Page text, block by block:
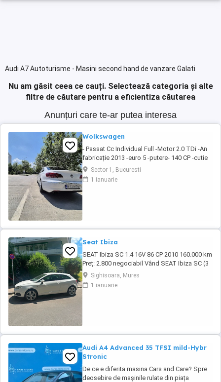
Audi A7 Autoturisme - Masini second hand de vanzare Galati
Nu am găsit ceea ce cauți. Selectează categoria și alte
filtre de căutare pentru a eficientiza căutarea
Anunțuri care te-ar putea interesa
Wolkswagen
- Passat Cc Individual Full -Motor 2.0 TDi -An
fabricație 2013 -euro 5 -putere- 140 CP -cutie
manuală -DPF Activ -km 342000 100% Reali!
(Ofer seria) Dotării: - Auto hold - Senzori
parcare fata spate cu afisaj - Camera
Sector 1, Bucuresti
1 ianuarie
Seat Ibiza
SEAT Ibiza SC 1.4 16V 86 CP 2010 160.000 km
Preț: 2.800 negociabil Vând SEAT Ibiza SC (3
uși), an fabricație 2010, în stare tehnică foarte
bună. Detalii: * Motor 1.4 16V benzină 86 CP *
Cutie manuală, 5 trepte * 160.000 km *
Sighisoara, Mures
1 ianuarie
Audi A4 Advanced 35 TFSI mild-Hybr
Stronic
De ce e diferita masina Cars and Care? Spre
deosebire de mașinile rulate din piața